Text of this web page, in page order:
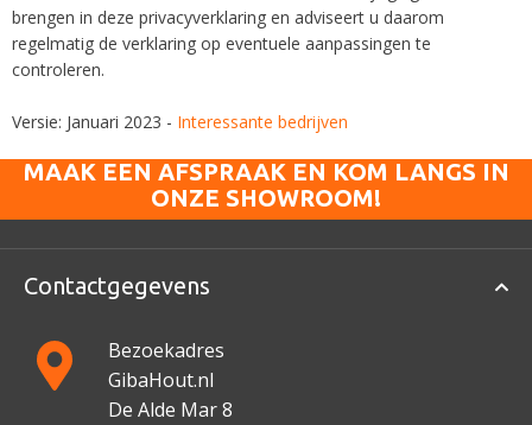
brengen in deze privacyverklaring en adviseert u daarom
regelmatig de verklaring op eventuele aanpassingen te
controleren.
Versie: Januari 2023 - Interessante bedrijven
MAAK EEN AFSPRAAK EN KOM LANGS IN
ONZE SHOWROOM!
Contactgegevens
Bezoekadres
GibaHout.nl
De Alde Mar 8